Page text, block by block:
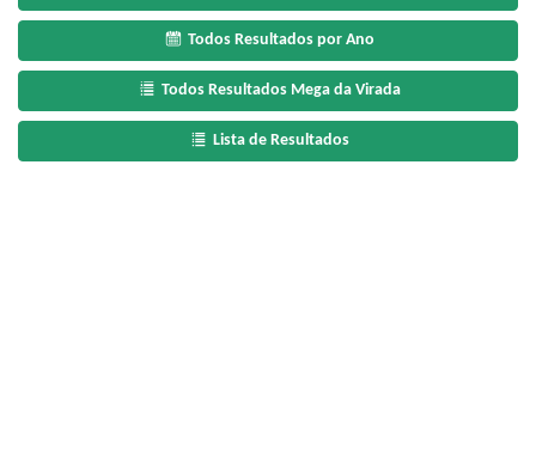
Todos Resultados por Ano
Todos Resultados Mega da Virada
Lista de Resultados